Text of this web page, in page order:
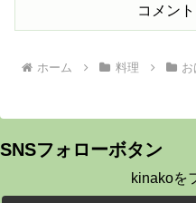
コメン
ホーム 料理 お
SNSフォローボタン
kinakoを